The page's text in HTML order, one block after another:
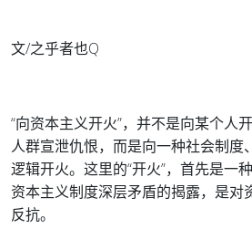
文/之乎者也Q
“向资本主义开火”，并不是向某个人
人群宣泄仇恨，而是向一种社会制度
逻辑开火。这里的“开火”，首先是一
资本主义制度深层矛盾的揭露，是对
反抗。